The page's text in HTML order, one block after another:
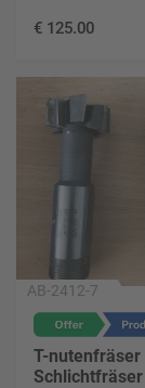
€ 125.00
AB-2412-7
T-nutenfräser
Schlichtfräser